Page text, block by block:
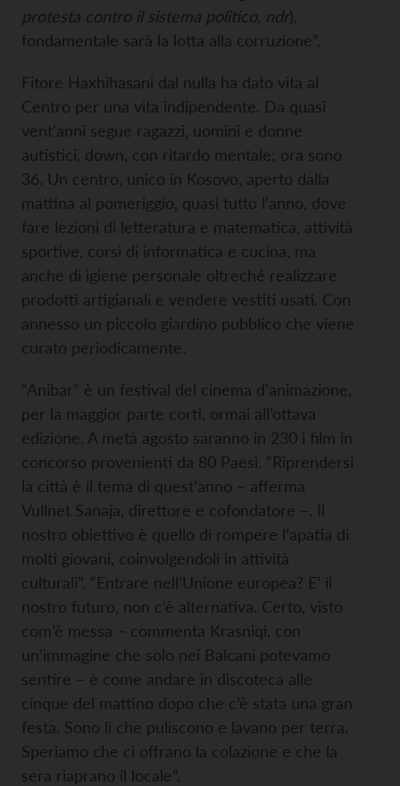
protesta contro il sistema politico, ndr),
fondamentale sarà la lotta alla corruzione”.
Fitore Haxhihasani dal nulla ha dato vita al
Centro per una vita indipendente. Da quasi
vent’anni segue ragazzi, uomini e donne
autistici, down, con ritardo mentale; ora sono
36. Un centro, unico in Kosovo, aperto dalla
mattina al pomeriggio, quasi tutto l’anno, dove
fare lezioni di letteratura e matematica, attività
sportive, corsi di informatica e cucina, ma
anche di igiene personale oltreché realizzare
prodotti artigianali e vendere vestiti usati. Con
annesso un piccolo giardino pubblico che viene
curato periodicamente.
“Anibar” è un festival del cinema d’animazione,
per la maggior parte corti, ormai all’ottava
edizione. A metà agosto saranno in 230 i film in
concorso provenienti da 80 Paesi. “Riprendersi
la città è il tema di quest’anno – afferma
Vullnet Sanaja, direttore e cofondatore –. Il
nostro obiettivo è quello di rompere l’apatia di
molti giovani, coinvolgendoli in attività
culturali”. “Entrare nell’Unione europea? E’ il
nostro futuro, non c’è alternativa. Certo, visto
com’è messa – commenta Krasniqi, con
un’immagine che solo nei Balcani potevamo
sentire – è come andare in discoteca alle
cinque del mattino dopo che c’è stata una gran
festa. Sono lì che puliscono e lavano per terra.
Speriamo che ci offrano la colazione e che la
sera riaprano il locale”.